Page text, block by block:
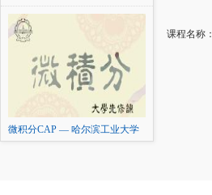
微积分CAP — 哈尔滨工业大学
课程名称：